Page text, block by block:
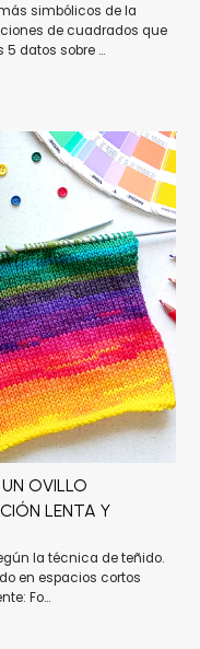
simbólicos de la
de cuadrados que
datos sobre ...
OVILLO
LENTA Y
la técnica de teñido.
en espacios cortos
Fo...